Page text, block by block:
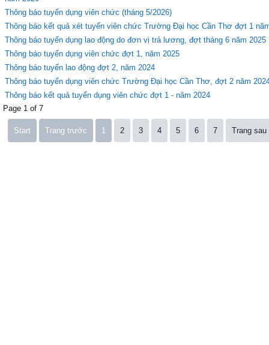
Thông báo tuyển dụng viên chức (tháng 5/2026)
Thông báo kết quả xét tuyển viên chức Trường Đại học Cần Thơ đợt 1
Thông báo tuyển dụng lao động do đơn vị trả lương, đợt tháng 6 năm 2025
Thông báo tuyển dụng viên chức đợt 1, năm 2025
Thông báo tuyển lao động đợt 2, năm 2024
Thông báo tuyển dụng viên chức Trường Đại học Cần Thơ, đợt 2 năm
Thông báo kết quả tuyển dụng viên chức đợt 1 - năm 2024
Page 1 of 7
Start Trang trước 1 2 3 4 5 6 7 Trang sau